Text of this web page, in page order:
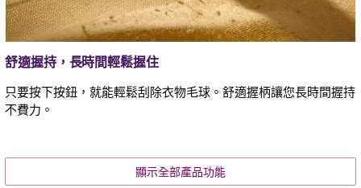
舒適握持，長時間輕鬆握住
只要按下按鈕，就能輕鬆刮除衣物毛球。舒適握柄讓您長時間握持
不費力。
顯示全部產品功能